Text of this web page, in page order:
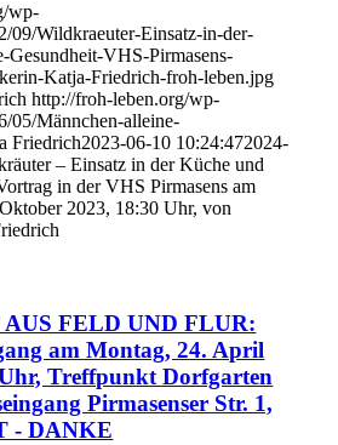
wp-
09/Wildkraeuter-Einsatz-in-der-
Gesundheit-VHS-Pirmasens-
Katja-Friedrich-froh-leben.jpg
http://froh-leben.org/wp-
05/Männchen-alleine-
Friedrich2023-06-10 10:24:472024-
– Einsatz in der Küche und
in der VHS Pirmasens am
2023, 18:30 Uhr, von
FELD UND FLUR:
am Montag, 24. April
Treffpunkt Dorfgarten
Pirmasenser Str. 1,
- DANKE